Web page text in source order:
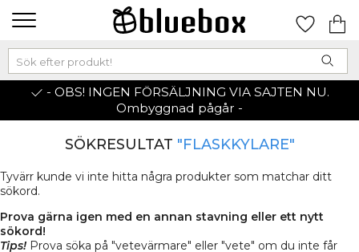
- OBS! INGEN FÖRSÄLJNING VIA SAJTEN NU.
Ombyggnad pågår -
SÖKRESULTAT "FLASKKYLARE"
Tyvärr kunde vi inte hitta några produkter som matchar ditt
sökord.
Prova gärna igen med en annan stavning eller ett nytt
sökord!
Tips! Prova söka på "vetevärmare" eller "vete" om du inte får